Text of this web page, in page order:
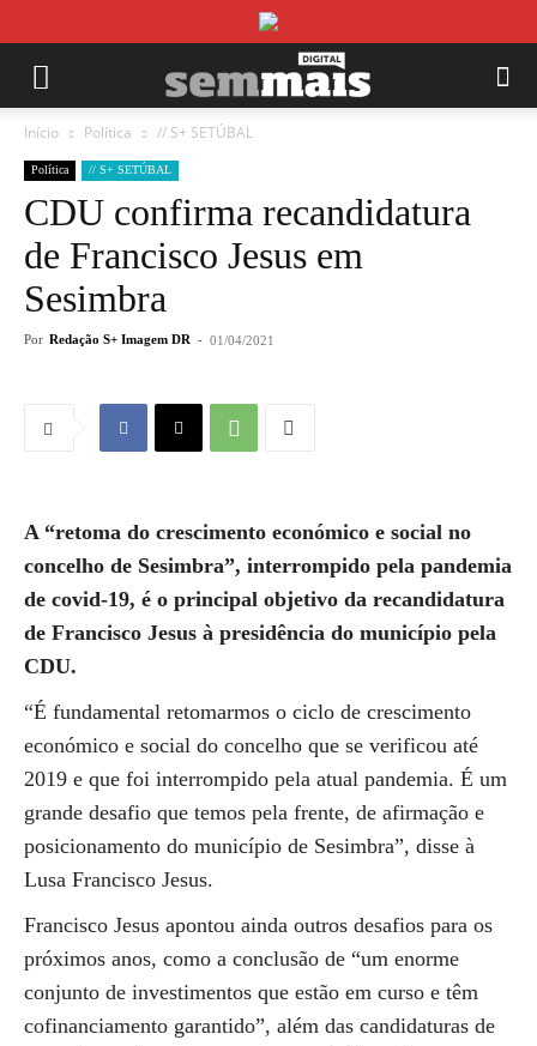
Início Política // S+ SETÚBAL
Política // S+ SETÚBAL
CDU confirma recandidatura
de Francisco Jesus em
Sesimbra
Por Redação S+ Imagem DR - 01/04/2021
A “retoma do crescimento económico e social no
concelho de Sesimbra”, interrompido pela pandemia
de covid-19, é o principal objetivo da recandidatura
de Francisco Jesus à presidência do município pela
CDU.
“É fundamental retomarmos o ciclo de crescimento
económico e social do concelho que se verificou até
2019 e que foi interrompido pela atual pandemia. É um
grande desafio que temos pela frente, de afirmação e
posicionamento do município de Sesimbra”, disse à
Lusa Francisco Jesus.
Francisco Jesus apontou ainda outros desafios para os
próximos anos, como a conclusão de “um enorme
conjunto de investimentos que estão em curso e têm
cofinanciamento garantido”, além das candidaturas de